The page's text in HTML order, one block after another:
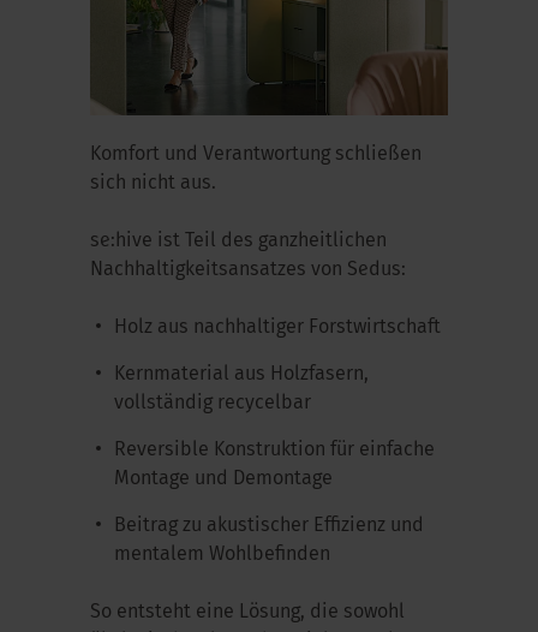
Komfort und Verantwortung schließen
sich nicht aus.
se:hive ist Teil des ganzheitlichen
Nachhaltigkeitsansatzes von Sedus:
Holz aus nachhaltiger Forstwirtschaft
Kernmaterial aus Holzfasern,
vollständig recycelbar
Reversible Konstruktion für einfache
Montage und Demontage
Beitrag zu akustischer Effizienz und
mentalem Wohlbefinden
So entsteht eine Lösung, die sowohl